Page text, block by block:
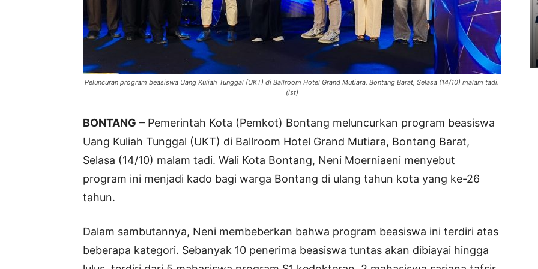
Peluncuran program beasiswa Uang Kuliah Tunggal (UKT) di Ballroom Hotel Grand Mutiara, Bontang Barat, Selasa (14/10) malam tadi.
(ist)
BONTANG – Pemerintah Kota (Pemkot) Bontang meluncurkan program beasiswa
Uang Kuliah Tunggal (UKT) di Ballroom Hotel Grand Mutiara, Bontang Barat,
Selasa (14/10) malam tadi. Wali Kota Bontang, Neni Moerniaeni menyebut
program ini menjadi kado bagi warga Bontang di ulang tahun kota yang ke-26
tahun.
Dalam sambutannya, Neni membeberkan bahwa program beasiswa ini terdiri atas
beberapa kategori. Sebanyak 10 penerima beasiswa tuntas akan dibiayai hingga